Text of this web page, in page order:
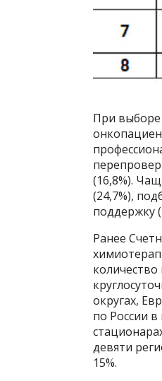
При
(16,8%).
(24,7%),
поддержку
Ранее
округах,
по России
девяти
15%.